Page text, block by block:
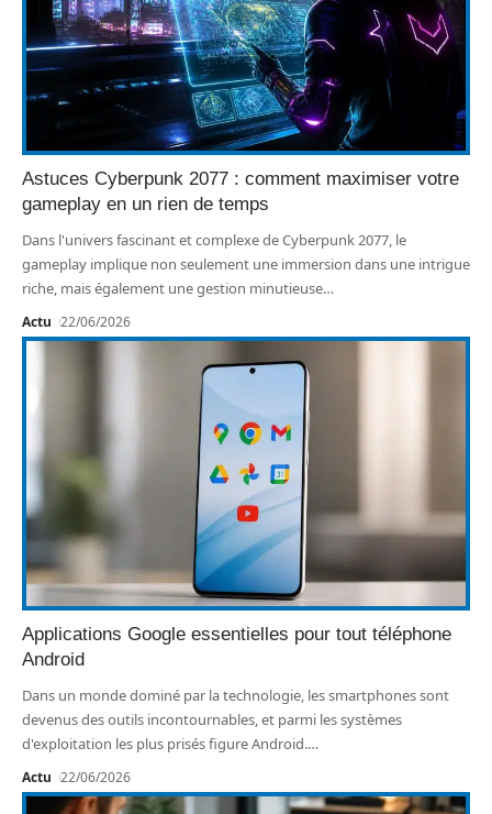
Astuces Cyberpunk 2077 : comment maximiser votre
gameplay en un rien de temps
Dans l'univers fascinant et complexe de Cyberpunk 2077, le
gameplay implique non seulement une immersion dans une intrigue
riche, mais également une gestion minutieuse…
Actu 22/06/2026
Applications Google essentielles pour tout téléphone
Android
Dans un monde dominé par la technologie, les smartphones sont
devenus des outils incontournables, et parmi les systèmes
d'exploitation les plus prisés figure Android.…
Actu 22/06/2026